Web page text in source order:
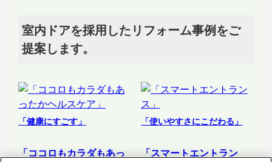
室内ドアを採用したリフォーム事例をご
提案します。
「健康にすごす」
「ココロもカラダもあっ
「使いやすさにこだわる」
「スマートエントラン